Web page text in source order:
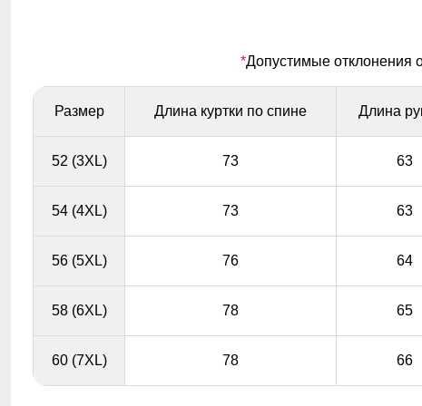
Ветрозащитная планка нужна для защиты от ветра и
холодного воздуха который может проникнуть внутрь
через молнию куртки.
*Допустимые отклонения
Размер Длина куртки по спине Длина
52 (3XL) 73 63
54 (4XL) 73 63
56 (5XL) 76 64
58 (6XL) 78 65
60 (7XL) 78 66